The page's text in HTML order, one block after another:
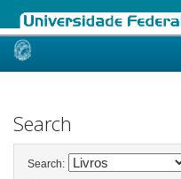
Skip
Search
Search: